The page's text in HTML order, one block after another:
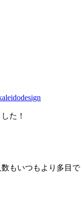
た！
もいつもより多目で